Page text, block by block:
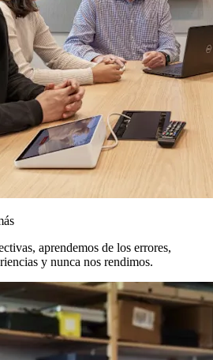
aprendemos de los errores,
y nunca nos rendimos.